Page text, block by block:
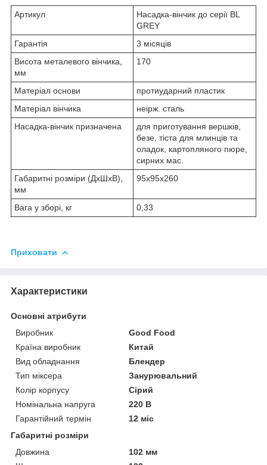
Артикул
Насадка-вінчик до серії BL
GREY
Гарантія
3 місяців
Висота металевого вінчика,
мм
170
Матеріал основи
протиударний пластик
Матеріал вінчика
неірж. сталь
Насадка-вінчик призначена
для приготування вершків,
безе, тіста для млинців та
оладок, картопляного пюре,
сирних мас.
Габаритні розміри (ДхШхВ),
мм
95х95х260
Вага у зборі, кг 0,33
Приховати
Характеристики
Основні атрибути
Виробник
Good Food
Країна виробник
Китай
Вид обладнання
Блендер
Тип міксера
Занурювальний
Колір корпусу
Сірий
Номінальна напруга
220 В
Гарантійний термін
12 міс
Габаритні розміри
Довжина
102 мм